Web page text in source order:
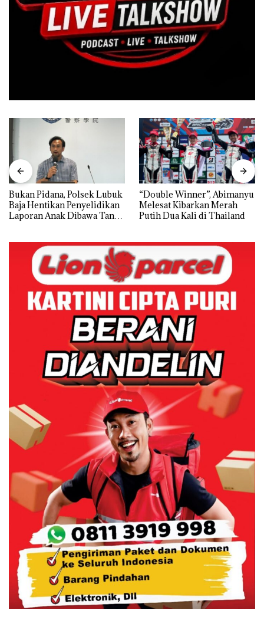
Bukan Pidana, Polsek Lubuk
Baja Hentikan Penyelidikan
Laporan Anak Dibawa Tanpa
“Double Winner”, Abimanyu
Melesat Kibarkan Merah
Putih Dua Kali di Thailand